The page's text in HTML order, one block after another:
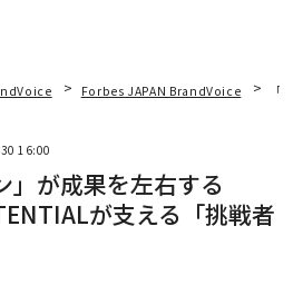
Forbes JAPAN BrandVoice 「
16:00
」が成果を左右する
が支える「挑戦者